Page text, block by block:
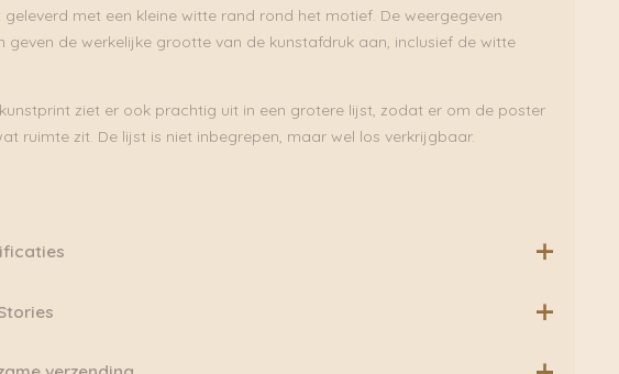
met een kleine witte rand rond het motief. De weergegeven
geven de werkelijke grootte van de kunstafdruk aan, inclusief de witte
ziet er ook prachtig uit in een grotere lijst, zodat er om de poster
ruimte zit. De lijst is niet inbegrepen, maar wel los verkrijgbaar.